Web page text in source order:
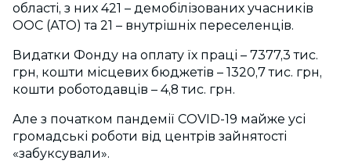
області, з них 421 – демобілізованих учасників
ООС (АТО) та 21 – внутрішніх переселенців.
Видатки Фонду на оплату їх праці – 7377,3 тис.
грн, кошти місцевих бюджетів – 1320,7 тис. грн,
кошти роботодавців – 4,8 тис. грн.
Але з початком пандемії COVID-19 майже усі
громадські роботи від центрів зайнятості
«забуксували».